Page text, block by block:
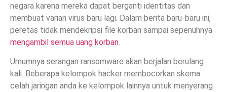
negara karena mereka dapat berganti identitas dan
membuat varian virus baru lagi. Dalam berita baru-baru ini,
peretas tidak mendekripsi file korban sampai sepenuhnya
mengambil semua uang korban
Umumnya serangan ransomware akan berjalan berulang
kali. Beberapa kelompok hacker membocorkan skema
celah jaringan anda ke kelompok lainnya untuk menyerang